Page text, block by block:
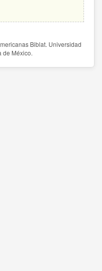
Biblat. Universidad
de México.